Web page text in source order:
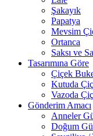
Şakayık
Papatya
Mevsim
Ortanca
Saksı ve
Tasarımına Göre
Çiçek
Kutuda
Vazoda
Gönderim Amacı
Anneler
Doğum